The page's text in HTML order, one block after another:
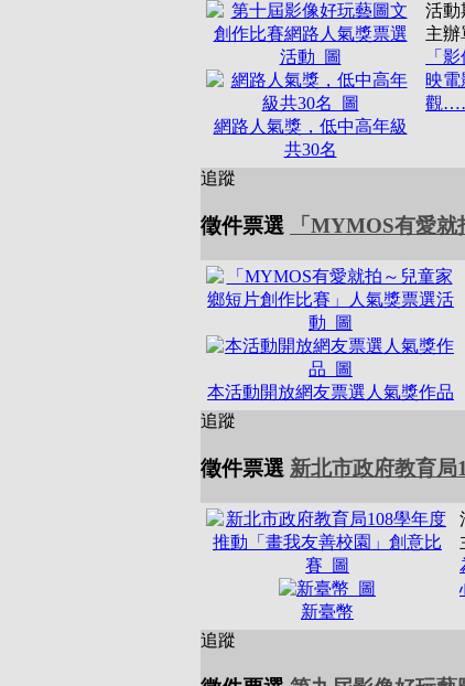
網路人氣獎，低中高年級
共30名
活動
主辦
「
映電
觀
追蹤
徵件票選 「MYMOS有愛
本活動開放網友票選人氣獎作品
追蹤
徵件票選 新北市政府教育局
新臺幣
追蹤